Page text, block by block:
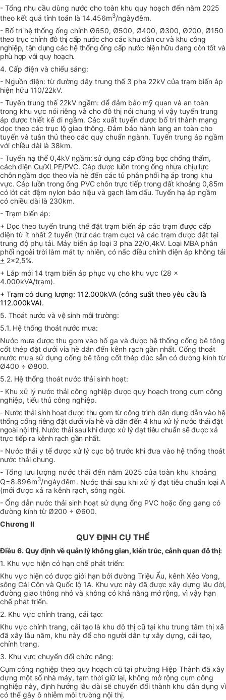
- Tổng nhu cầu dùng nước cho toàn khu quy hoạch đến năm 2025
theo kết quả tính toán là 14.456m3/ngàyđêm.
- Bố trí hệ thống ống chính Ø650, Ø500, Ø400, Ø300, Ø200, Ø150
theo trục chính đô thị cấp nước cho các khu dân cư và khu công
nghiệp, tận dụng các hệ thống ống cấp nước hiện hữu đang còn tốt và
phù hợp với quy hoạch.
4. Cấp điện và chiếu sáng:
- Nguồn điện: từ đường dây trung thế 3 pha 22kV của trạm biến áp
hiện hữu 110/22kV.
- Tuyến trung thế 22kV ngầm: để đảm bảo mỹ quan và an toàn
trong khu vực nói riêng và cho đô thị nói chung vì vậy tuyến trung
áp được thiết kế đi ngầm. Các xuất tuyến được bố trí thành mạng
dọc theo các trục lộ giao thông. Đảm bảo hành lang an toàn cho
tuyến và tuân thủ theo các quy chuẩn ngành. Tuyến trung áp ngầm
với chiều dài là 38km.
- Tuyến hạ thế 0,4kV ngầm: sử dụng cáp đồng bọc chống thấm,
cách điện Cu/XLPE/PVC. Cáp được luồn trong ống nhựa chịu lực
chôn ngầm dọc theo vỉa hè đến các tủ phân phối hạ áp trong khu
vực. Cáp luồn trong ống PVC chôn trực tiếp trong đất khoảng 0,85m
có lót cát đệm nylon báo hiệu và gạch làm dấu. Tuyến hạ áp ngầm
có chiều dài là 230km.
- Trạm biến áp:
+ Dọc theo tuyến trung thế đặt trạm biến áp các trạm được cấp
điện từ ít nhất 2 tuyến (trừ các trạm cục) và các trạm được đặt tại
trung độ phụ tải. Máy biến áp loại 3 pha 22/0,4kV. Loại MBA phân
phối ngoài trời làm mát tự nhiên, có nấc điều chỉnh điện áp không tải
+ 2x2,5%.
+ Lắp mới 14 trạm biến áp phục vụ cho khu vực (28 x
4.000kVA/trạm).
+ Trạm có dung lượng: 112.000kVA (công suất theo yêu cầu là
112.000kVA).
5. Thoát nước và vệ sinh môi trường:
5.1. Hệ thống thoát nước mưa:
Nước mưa được thu gom vào hố ga và được hệ thống cống bê tông
cốt thép đặt dưới vỉa hè dẫn đến kênh rạch gần nhất. Cống thoát
nước mưa sử dụng cống bê tông cốt thép đúc sẵn có đường kính từ
Ø400 ÷ Ø800.
5.2. Hệ thống thoát nước thải sinh hoạt:
- Khu xử lý nước thải công nghiệp được quy hoạch trong cụm công
nghiệp, tiểu thủ công nghiệp.
- Nước thải sinh hoạt được thu gom từ công trình dân dụng dẫn vào hệ
thống cống riêng đặt dưới vỉa hè và dẫn đến 4 khu xử lý nước thải đặt
ngoài nội thị. Nước thải sau khi được xử lý đạt tiêu chuẩn sẽ được xả
trực tiếp ra kênh rạch gần nhất.
- Nước thải y tế được xử lý cục bộ trước khi đưa vào hệ thống thoát
nước thải chung.
- Tổng lưu lượng nước thải đến năm 2025 của toàn khu khoảng
Q=8.896m3/ngàyđêm. Nước thải sau khi xử lý đạt tiêu chuẩn loại A
(mới được xả ra kênh rạch, sông ngòi.
- Ống dẫn nước thải sinh hoạt sử dụng ống PVC hoặc ống gang có
đường kính từ Ø200 ÷ Ø600.
Chương II
QUY ĐỊNH CỤ THỂ
Điều 6. Quy định về quản lý không gian, kiến trúc, cảnh quan đô thị:
1. Khu vực hiện có hạn chế phát triển:
Khu vực hiện có được giới hạn bởi đường Triệu Ẩu, kênh Xẻo Vong,
sông Cái Côn và Quốc lộ 1A. Khu vực này đã được xây dựng lâu đời,
đường giao thông nhỏ và không có khả năng mở rộng, vì vậy hạn
chế phát triển.
2. Khu vực chỉnh trang, cải tạo:
Khu vực chỉnh trang, cải tạo là khu đô thị cũ tại khu trung tâm thị xã
đã xây lâu năm, khu này để cho người dân tự xây dựng, cải tạo,
chỉnh trang.
3. Khu vực chuyển đổi chức năng:
Cụm công nghiệp theo quy hoạch cũ tại phường Hiệp Thành đã xây
dựng một số nhà máy, tạm thời giữ lại, không mở rộng cụm công
nghiệp này, định hướng lâu dài sẽ chuyển đổi thành khu dân dụng vì
có thể gây ô nhiễm môi trường nội thị.